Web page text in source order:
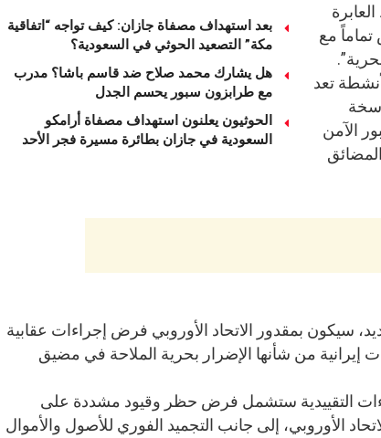
بعد استهداف مصفاة جازان: كيف تواجه “اتفاقية
مكة” التصعيد الحوثي في السعودية؟
هل يشارك محمد صلاح ضد قاسم باشا؟ مدرب
مع طرابزون سبور يحسم الجدل
الحوثيون يعلنون استهداف مصفاة أرامكو
السعودية في جازان بطائرة مسيرة فجر الأحد
مع
تعد
الآمن
سيكون بمقدور الاتحاد الأوروبي فرض إجراءات عقابية
إيرانية من شأنها الإضرار بحرية الملاحة في مضيق
التقييدية ستشمل فرض حظر وقيود مشددة على
الأوروبي، إلى جانب التجميد الفوري للأصول والأموال